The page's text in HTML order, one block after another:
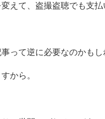
えて、盗撮盗聴でも支
事って逆に必要なのかも
から。